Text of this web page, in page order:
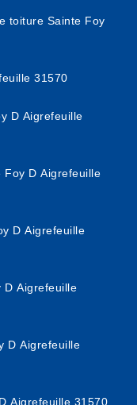
toiture Sainte Foy
31570
D Aigrefeuille
Foy D Aigrefeuille
D Aigrefeuille
D Aigrefeuille
D Aigrefeuille
Aigrefeuille 31570